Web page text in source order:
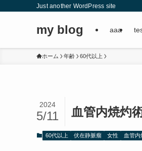
Just another WordPress site
my blog aaa
ホーム 年齢 60代以上
血管内焼灼
2024
5/11
60代以上 伏在静脈瘤 女性 血管内